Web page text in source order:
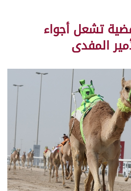
تشعل أجواء
المفدى